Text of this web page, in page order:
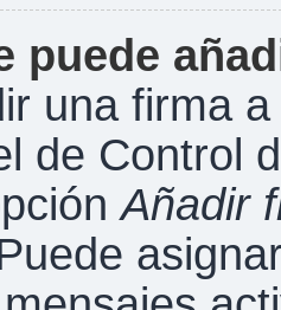
puede
una firma
de Control
Añadir